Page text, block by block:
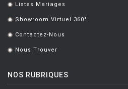
. Listes Mariages
. Showroom Virtuel 360°
. Contactez-Nous
. Nous Trouver
NOS RUBRIQUES